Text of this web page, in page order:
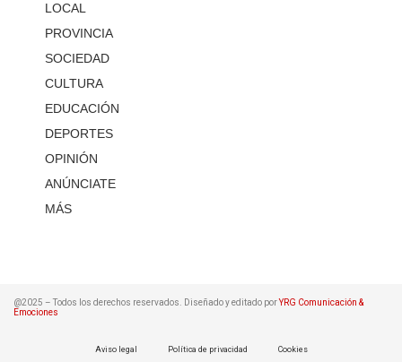
LOCAL
PROVINCIA
SOCIEDAD
CULTURA
EDUCACIÓN
DEPORTES
OPINIÓN
ANÚNCIATE
MÁS
@2025 – Todos los derechos reservados. Diseñado y editado porYRG Comunicación &
Emociones
Aviso legal Política de privacidad Cookies